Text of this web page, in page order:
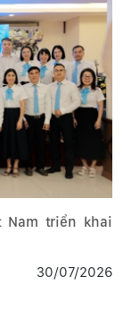
Nam triển khai
30/07/2026